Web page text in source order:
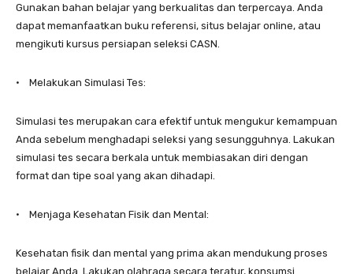
Gunakan bahan belajar yang berkualitas dan terpercaya. Anda
dapat memanfaatkan buku referensi, situs belajar online, atau
mengikuti kursus persiapan seleksi CASN.
• Melakukan Simulasi Tes:
Simulasi tes merupakan cara efektif untuk mengukur kemampuan
Anda sebelum menghadapi seleksi yang sesungguhnya. Lakukan
simulasi tes secara berkala untuk membiasakan diri dengan
format dan tipe soal yang akan dihadapi.
• Menjaga Kesehatan Fisik dan Mental:
Kesehatan fisik dan mental yang prima akan mendukung proses
belajar Anda. Lakukan olahraga secara teratur, konsumsi